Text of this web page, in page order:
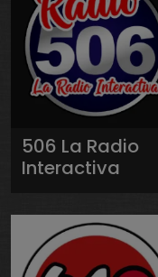
506 La Radio
Interactiva